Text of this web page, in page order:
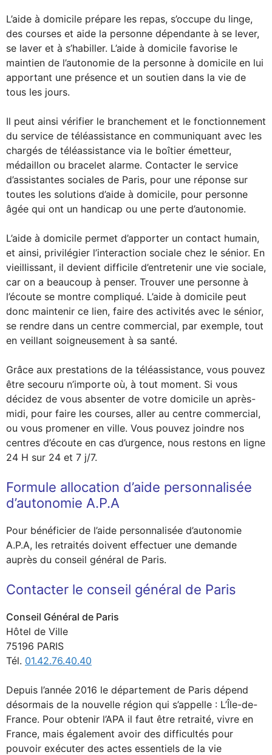
L’aide à domicile prépare les repas, s’occupe du linge,
des courses et aide la personne dépendante à se lever,
se laver et à s’habiller. L’aide à domicile favorise le
maintien de l’autonomie de la personne à domicile en lui
apportant une présence et un soutien dans la vie de
tous les jours.
Il peut ainsi vérifier le branchement et le fonctionnement
du service de téléassistance en communiquant avec les
chargés de téléassistance via le boîtier émetteur,
médaillon ou bracelet alarme. Contacter le service
d’assistantes sociales de Paris, pour une réponse sur
toutes les solutions d’aide à domicile, pour personne
âgée qui ont un handicap ou une perte d’autonomie.
L’aide à domicile permet d’apporter un contact humain,
et ainsi, privilégier l’interaction sociale chez le sénior. En
vieillissant, il devient difficile d’entretenir une vie sociale,
car on a beaucoup à penser. Trouver une personne à
l’écoute se montre compliqué. L’aide à domicile peut
donc maintenir ce lien, faire des activités avec le sénior,
se rendre dans un centre commercial, par exemple, tout
en veillant soigneusement à sa santé.
Grâce aux prestations de la téléassistance, vous pouvez
être secouru n’importe où, à tout moment. Si vous
décidez de vous absenter de votre domicile un après-
midi, pour faire les courses, aller au centre commercial,
ou vous promener en ville. Vous pouvez joindre nos
centres d’écoute en cas d’urgence, nous restons en ligne
24 H sur 24 et 7 j/7.
Formule allocation d’aide personnalisée
d’autonomie A.P.A
Pour bénéficier de l’aide personnalisée d’autonomie
A.P.A, les retraités doivent effectuer une demande
auprès du conseil général de Paris.
Contacter le conseil général de Paris
Conseil Général de Paris
Hôtel de Ville
75196 PARIS
Tél. 01.42.76.40.40
Depuis l’année 2016 le département de Paris dépend
désormais de la nouvelle région qui s’appelle : L’Île-de-
France. Pour obtenir l’APA il faut être retraité, vivre en
France, mais également avoir des difficultés pour
pouvoir exécuter des actes essentiels de la vie